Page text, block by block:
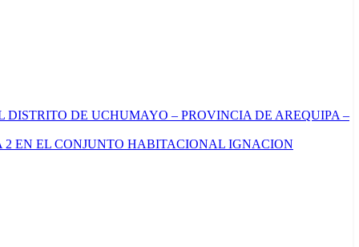
DISTRITO DE UCHUMAYO – PROVINCIA DE AREQUIPA –
EN EL CONJUNTO HABITACIONAL IGNACION